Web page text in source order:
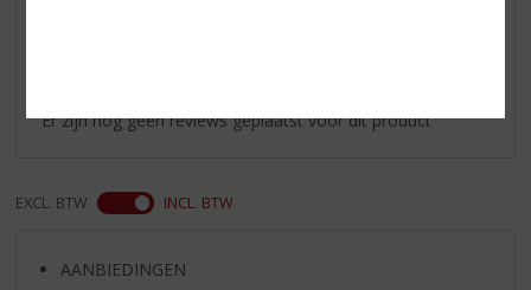
Er zijn nog geen reviews geplaatst voor dit product
EXCL. BTW INCL. BTW
AANBIEDINGEN